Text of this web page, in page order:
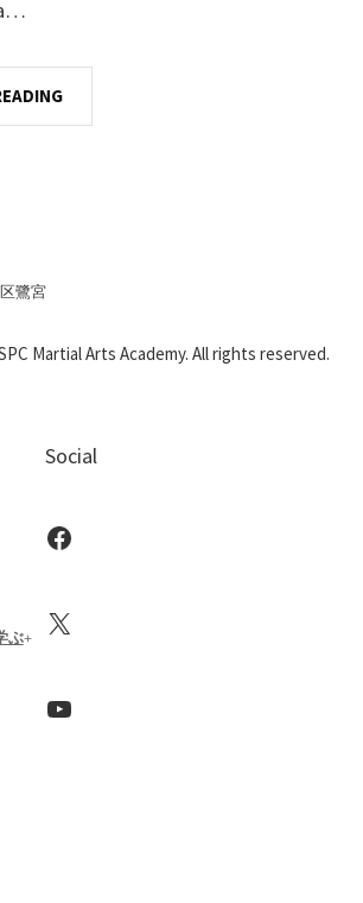
鷺宮
Martial Arts Academy. All rights reserved.
ぶ
Social
Facebook
X
YouTube